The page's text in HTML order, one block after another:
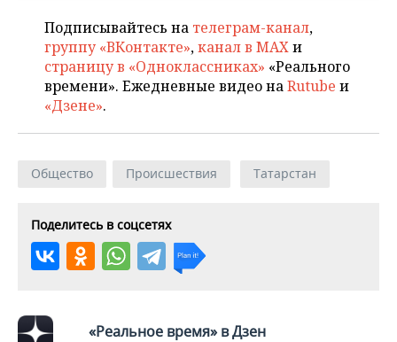
ONLINE-КОНФЕРЕНЦИИ
ОТКРЫТАЯ ЛЕКЦИЯ
ХОККЕЙ
БАСКЕТБОЛ
ВОЛЕЙБОЛ
ВОДНЫЕ ВИДЫ СПОРТА
ХОККЕЙ С МЯЧОМ
ВЛАСТЬ
ИНФРАСТРУКТУРА
ИСТОРИЯ
ОБРАЗОВАНИЕ
ПРОИСШЕСТВИЯ
СЮЖЕТЫ
СПРАВОЧНИК
СПИСОК ПЕРСОН
ПОЛНАЯ ВЕРСИЯ
Подписывайтесь на телеграм-канал,
группу «ВКонтакте»,канал в MAXи
страницу в «Одноклассниках» «Реального
времени». Ежедневные видео наRutube и
«Дзене».
Общество Происшествия Татарстан
Поделитесь в соцсетях
«Реальное время» в Дзен